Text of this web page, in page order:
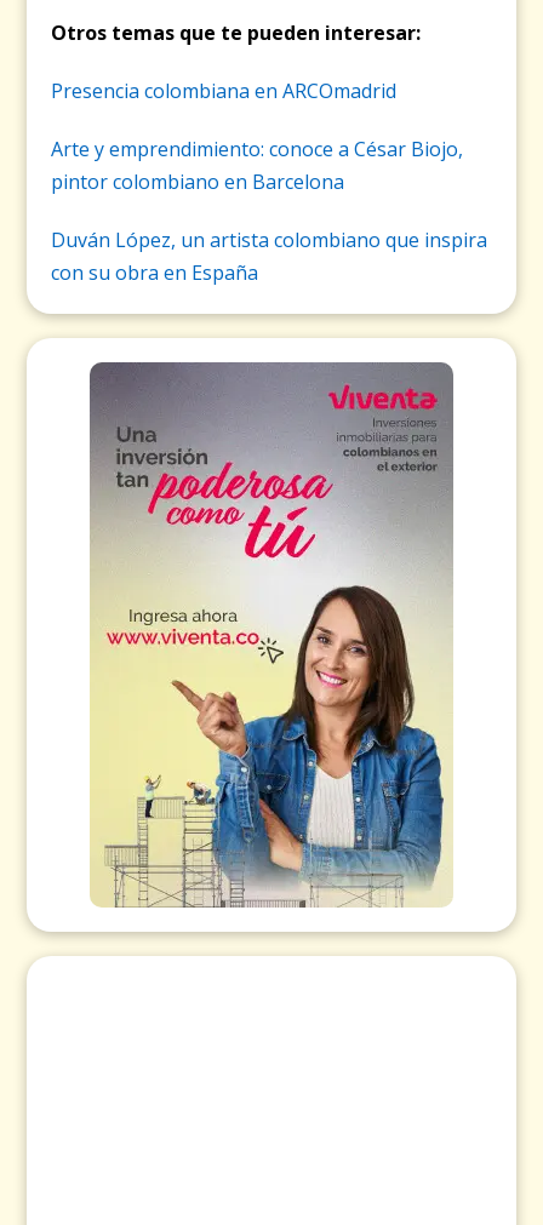
Otros temas que te pueden interesar:
Presencia colombiana en ARCOmadrid
Arte y emprendimiento: conoce a César Biojo,
pintor colombiano en Barcelona
Duván López, un artista colombiano que inspira
con su obra en España